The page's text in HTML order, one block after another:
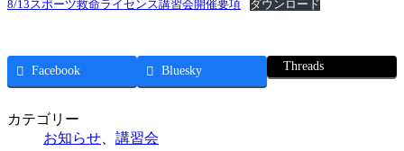
8/13スポーツ救命ライセンス講習会開催要項 ダウンロード
Facebook Bluesky Threads
カテゴリー
お知らせ
講習会